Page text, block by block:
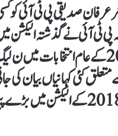
صدیقی پی ٹی آئی کو
ٹی آئی نے گذشتہ الیکشن
کہ ’میں نہیں سمجھتا کہ پی ٹی آئی نے
کئی کہانیاں بیان کی
سامنے نہیں لایا جا سکا۔ تاہم انکا